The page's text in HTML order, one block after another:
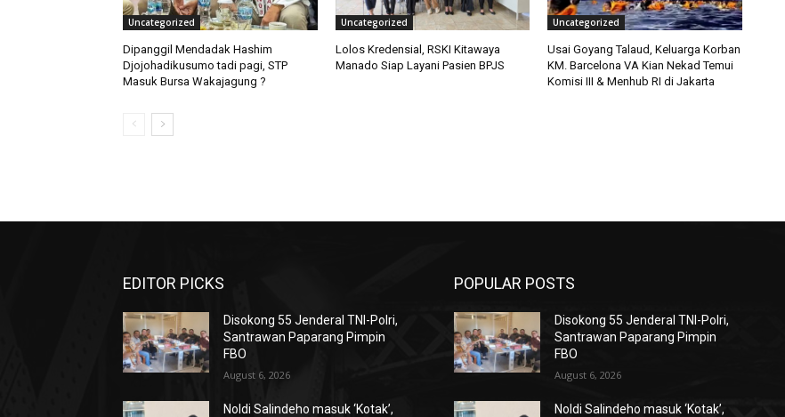
Uncategorized
Dipanggil Mendadak Hashim
Djojohadikusumo tadi pagi, STP
Masuk Bursa Wakajagung ?
Uncategorized
Lolos Kredensial, RSKI Kitawaya
Manado Siap Layani Pasien BPJS
Uncategorized
Usai Goyang Talaud, Keluarga Korban
KM. Barcelona VA Kian Nekad Temui
Komisi III & Menhub RI di Jakarta
EDITOR PICKS
Disokong 55 Jenderal TNI-Polri,
Santrawan Paparang Pimpin
FBO
August 6, 2026
Noldi Salindeho masuk ‘Kotak’,
POPULAR POSTS
Disokong 55 Jenderal TNI-Polri,
Santrawan Paparang Pimpin
FBO
August 6, 2026
Noldi Salindeho masuk ‘Kotak’,